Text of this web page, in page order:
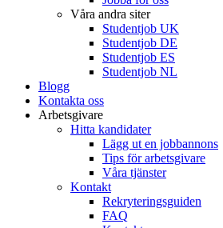
Våra andra siter
Studentjob UK
Studentjob DE
Studentjob ES
Studentjob NL
Blogg
Kontakta oss
Arbetsgivare
Hitta kandidater
Lägg ut en jobbannons
Tips för arbetsgivare
Våra tjänster
Kontakt
Rekryteringsguiden
FAQ